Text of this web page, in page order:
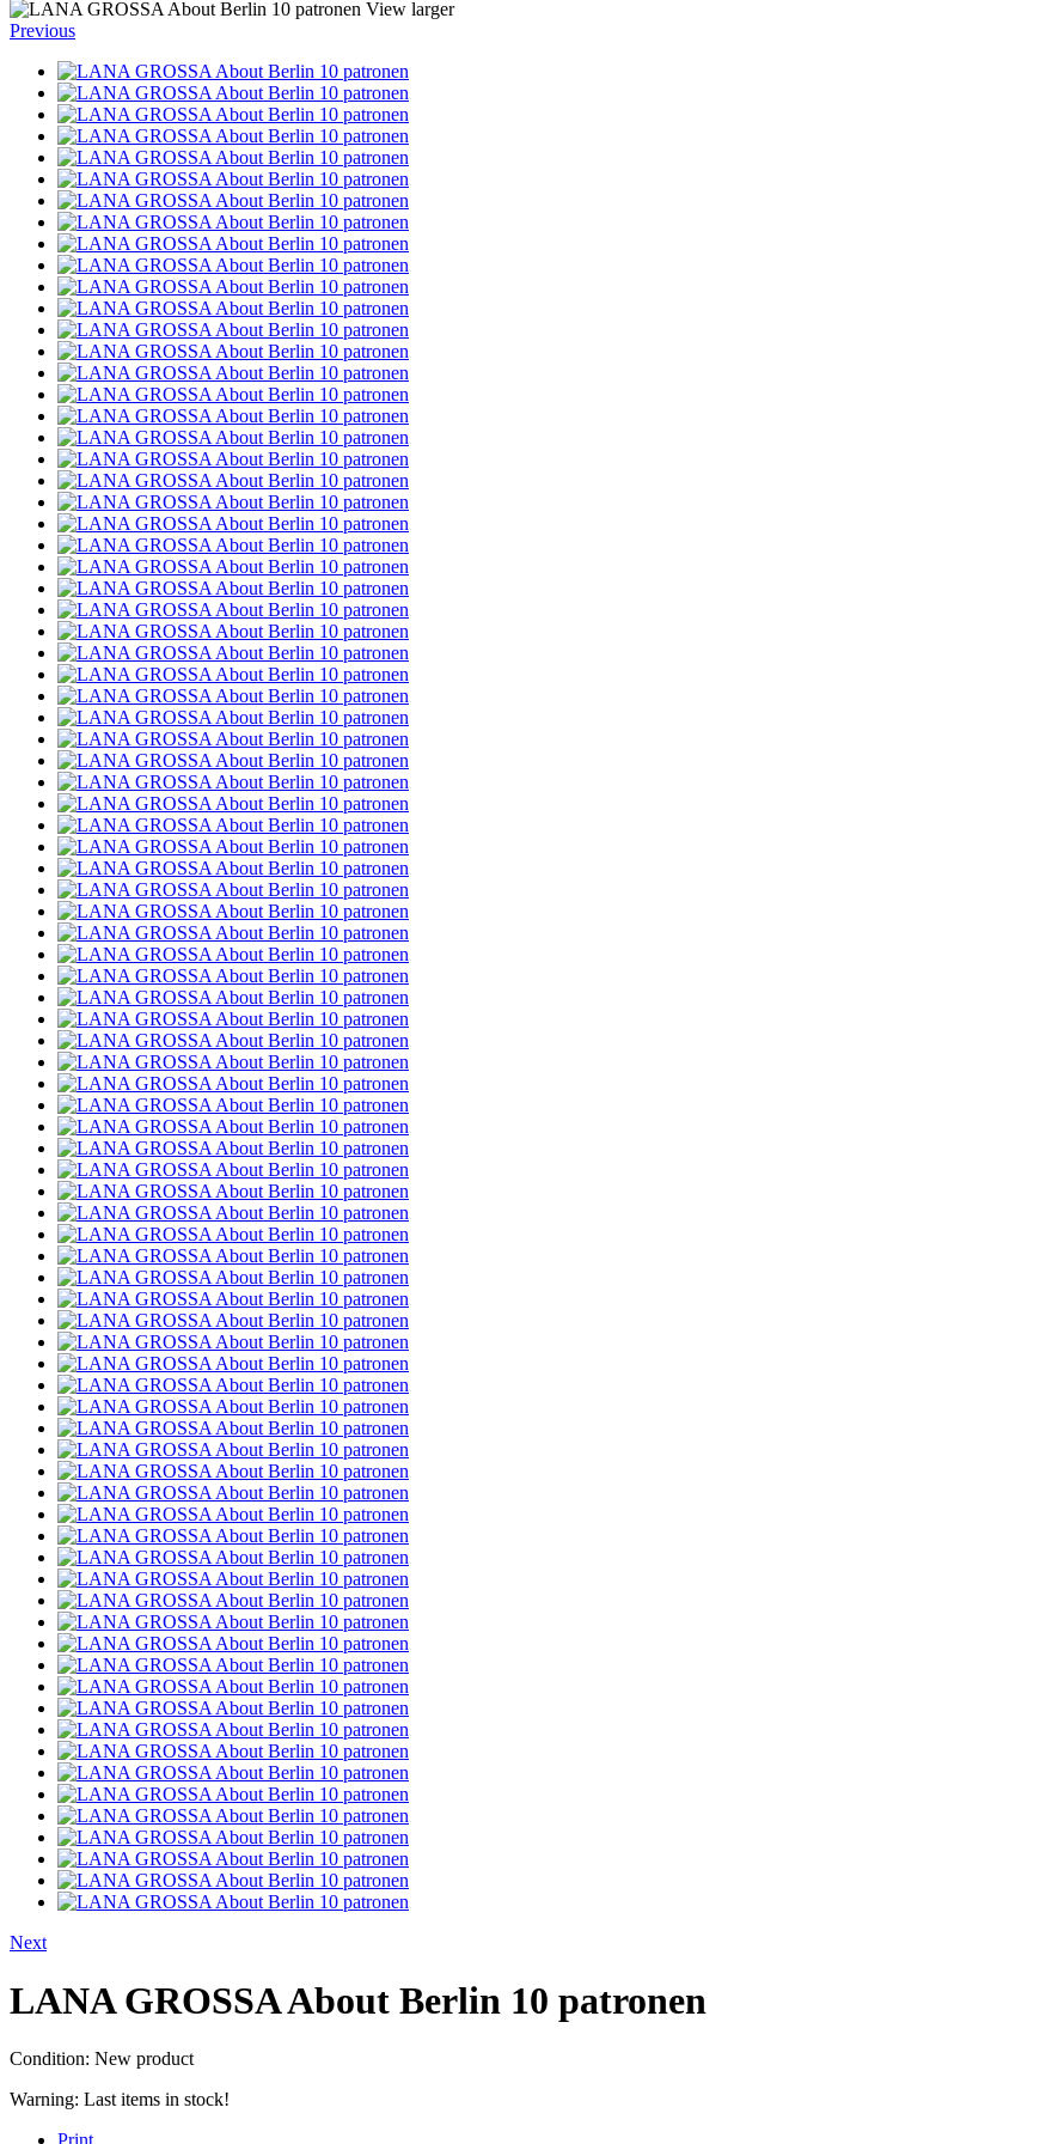
View larger
Previous
Next
LANA GROSSA About Berlin 10 patronen
Condition: New product
Warning: Last items in stock!